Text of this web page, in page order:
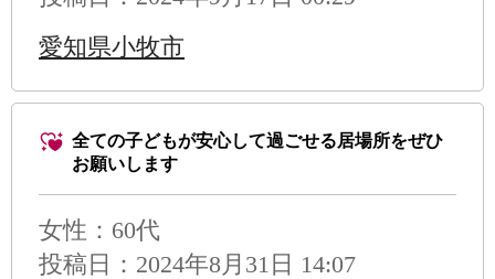
愛知県小牧市
全ての子どもが安心して過ごせる居場所をぜひ
お願いします
女性：60代
投稿日：2024年8月31日 14:07